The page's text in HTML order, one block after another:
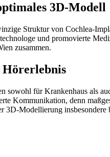
3D-Modell
Struktur von Cochlea-
und promovierte
zusammen.
Hörerlebnis
sowohl für Krankenhaus als
Kommunikation, denn
3D-Modellierung